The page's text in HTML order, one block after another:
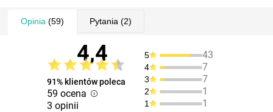
3x wałek mocujący
Opinia (59) Pytania (2)
4,4
91% klientów poleca
59 ocena
3 opinii
5 43
4 7
3 7
2 1
1 1